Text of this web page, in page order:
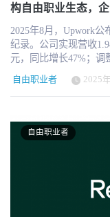
构自由职业生态，
2025年8月，Upwork公
纪录。公司实现营收
元，同比增长47%；调
EBITDA利润率达到
眼的数字背后，
是在AI时代重新定义
更大体量的企业级灵
Upwork首席执行官
度“全面释放了AI驱动
Uma™不仅完成从搜索
链路升级，其自动化
自由职业者使用该功
的是，AI相关工作的
自由职业者 2025
自由职业者